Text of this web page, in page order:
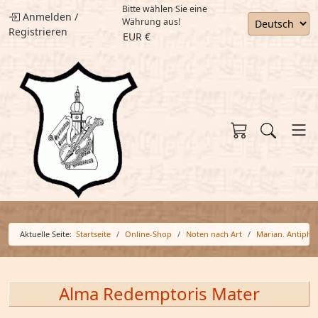
Anmelden /
Registrieren
Bitte wählen Sie eine
Währung aus!
EUR €
Aktuelle Seite: Startseite Online-Shop Noten nach Art Marian.
Alma Redemptoris Mater